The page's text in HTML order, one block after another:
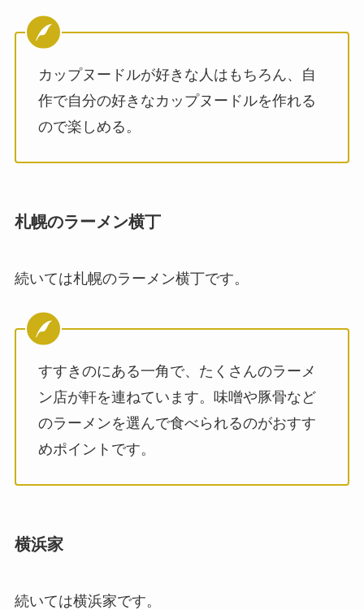
カップヌードルが好きな人はもちろん、自
作で自分の好きなカップヌードルを作れる
ので楽しめる。
札幌のラーメン横丁
続いては札幌のラーメン横丁です。
すすきのにある一角で、たくさんのラーメ
ン店が軒を連ねています。味噌や豚骨など
のラーメンを選んで食べられるのがおすす
めポイントです。
横浜家
続いては横浜家です。